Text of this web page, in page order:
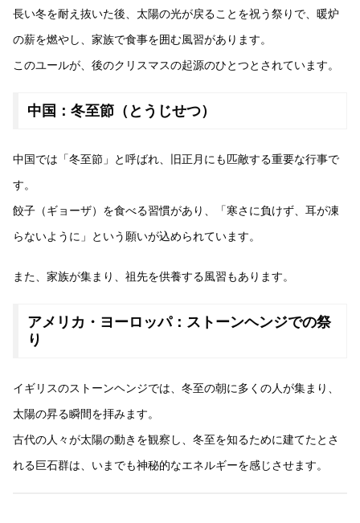
長い冬を耐え抜いた後、太陽の光が戻ることを祝う祭りで、暖炉
の薪を燃やし、家族で食事を囲む風習があります。
このユールが、後のクリスマスの起源のひとつとされています。
中国：冬至節（とうじせつ）
中国では「冬至節」と呼ばれ、旧正月にも匹敵する重要な行事で
す。
餃子（ギョーザ）を食べる習慣があり、「寒さに負けず、耳が凍
らないように」という願いが込められています。
また、家族が集まり、祖先を供養する風習もあります。
アメリカ・ヨーロッパ：ストーンヘンジでの祭
り
イギリスのストーンヘンジでは、冬至の朝に多くの人が集まり、
太陽の昇る瞬間を拝みます。
古代の人々が太陽の動きを観察し、冬至を知るために建てたとさ
れる巨石群は、いまでも神秘的なエネルギーを感じさせます。